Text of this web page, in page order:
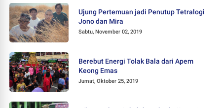
Ujung Pertemuan jadi Penutup Tetralogi
Jono dan Mira
Sabtu, November 02, 2019
Berebut Energi Tolak Bala dari Apem
Keong Emas
Jumat, Oktober 25, 2019